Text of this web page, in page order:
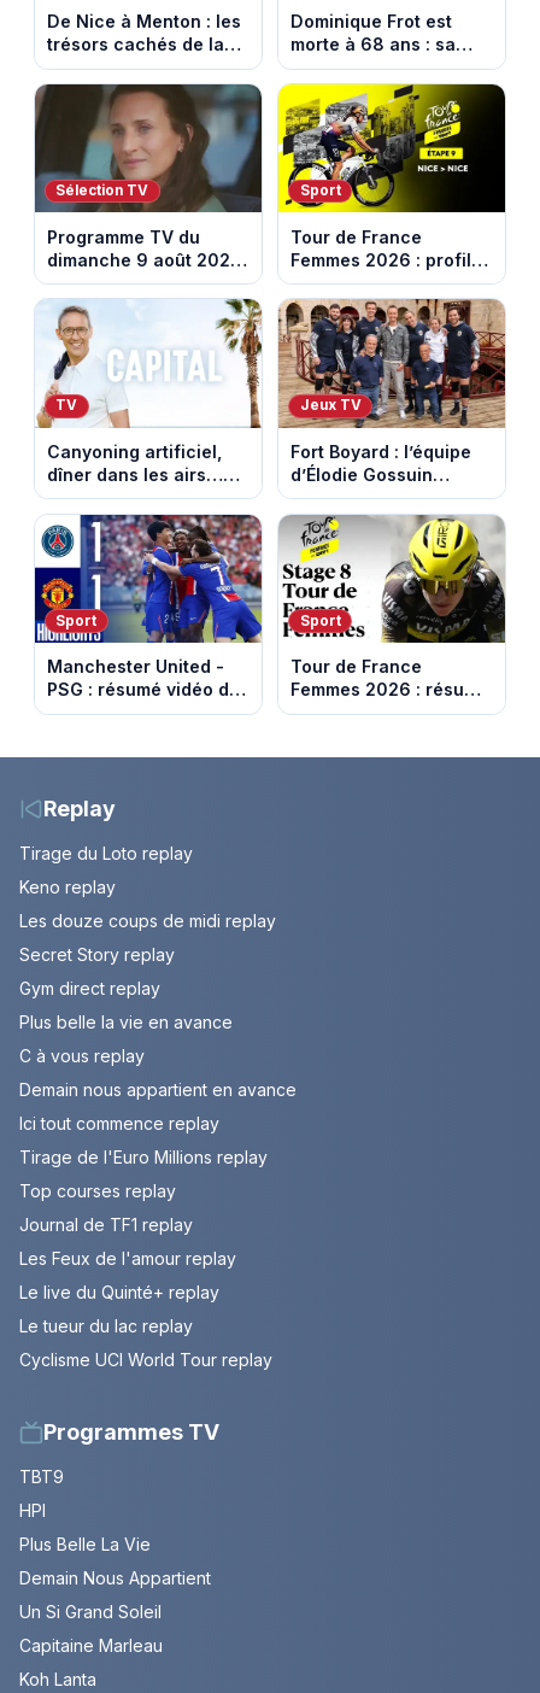
De Nice à Menton : les
trésors cachés de la
French Riviera dévoilés
dans les 100 lieux qu'il
faut voir
Dominique Frot est
morte à 68 ans : sa
sœur Catherine Frot
annonce la triste
nouvelle
Sélection TV
Programme TV du
dimanche 9 août 2026
: notre sélection pour
votre soirée télé
Sport
Tour de France
Femmes 2026 : profil
et horaires de la
dernière étape à Nice
TV
Canyoning artificiel,
dîner dans les airs…
les loisirs les plus fous
passés au crible dans
Capital
Jeux TV
Fort Boyard : l’équipe
d’Élodie Gossuin
termine avec une belle
somme pour l'Unicef et
le Refuge
Sport
Manchester United -
PSG : résumé vidéo du
match amical du 8 août
Sport
Tour de France
Femmes 2026 : résumé
vidéo de la 9e étape
Replay
Tirage du Loto replay
Keno replay
Les douze coups de midi replay
Secret Story replay
Gym direct replay
Plus belle la vie en avance
C à vous replay
Demain nous appartient en avance
Ici tout commence replay
Tirage de l'Euro Millions replay
Top courses replay
Journal de TF1 replay
Les Feux de l'amour replay
Le live du Quinté+ replay
Le tueur du lac replay
Cyclisme UCI World Tour replay
Programmes TV
TBT9
HPI
Plus Belle La Vie
Demain Nous Appartient
Un Si Grand Soleil
Capitaine Marleau
Koh Lanta